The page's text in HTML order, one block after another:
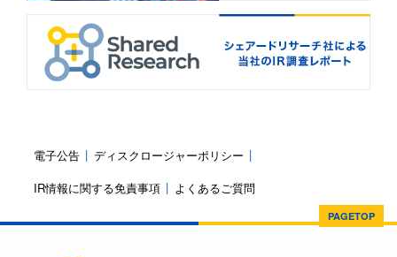
電子公告
ディスクロージャーポリシー
IR情報に関する免責事項
よくあるご質問
PAGETOP